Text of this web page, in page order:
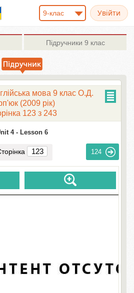
9-клас
Підручники 9 клас
мова 9 клас О.Д.
(2009 рік)
123 з 243
4 - Lesson 6
124